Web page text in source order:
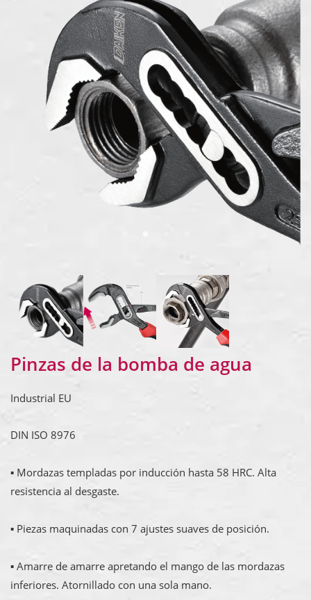
Pinzas de la bomba de agua
Industrial EU
DIN ISO 8976
▪ Mordazas templadas por inducción hasta 58 HRC. Alta
resistencia al desgaste.
▪ Piezas maquinadas con 7 ajustes suaves de posición.
▪ Amarre de amarre apretando el mango de las mordazas
inferiores. Atornillado con una sola mano.